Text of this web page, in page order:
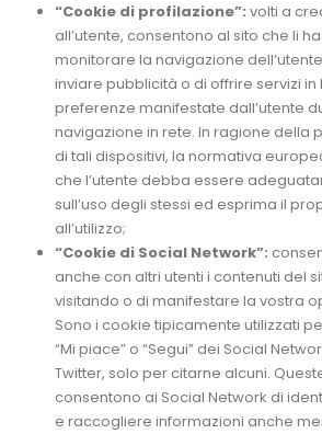
“Cookie di profilazione”: volti a
all’utente, consentono al sito che li
monitorare la navigazione
inviare pubblicità o di offrire servizi in
preferenze manifestate dall’utente
navigazione in rete. In ragione della
di tali dispositivi, la normativa
che l’utente debba essere
sull’uso degli stessi ed esprima il
all’utilizzo;
“Cookie di Social Network”:
anche con altri utenti i contenuti del
visitando o di manifestare la vostra
Sono i cookie tipicamente utilizzati
“Mi piace” o “Segui” dei Social
Twitter, solo per citarne alcuni.
consentono ai Social Network di
e raccogliere informazioni anche